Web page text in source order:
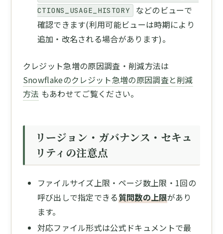
CTIONS_USAGE_HISTORY
などのビューで
確認できます(利用可能ビューは時期により
追加・改名される場合があります)。
クレジット急増の原因調査・削減方法は
Snowflakeのクレジット急増の原因調査と削減
方法 もあわせてご覧ください。
リージョン・ガバナンス・セキュ
リティの注意点
ファイルサイズ上限・ページ数上限・1回の
呼び出しで指定できる質問数の上限があり
ます。
対応ファイル形式は公式ドキュメントで最